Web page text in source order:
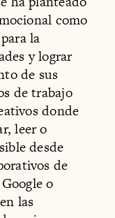
como
la
y lograr
de sus
de trabajo
donde
leer o
desde
de
o
las